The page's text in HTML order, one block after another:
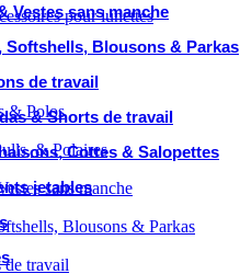
Vestes sans manche
Softshells, Blousons & Parkas
de travail
& Shorts de travail
Cottes & Salopettes
jetables
pour lunettes
& Polos
& Polaires
sans manche
Blousons & Parkas
de travail